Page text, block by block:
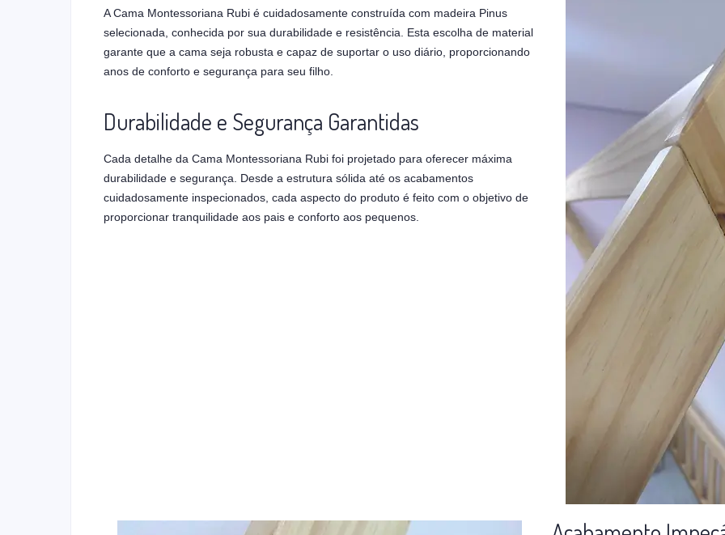
A Cama Montessoriana Rubi é cuidadosamente construída com madeira Pinus
selecionada, conhecida por sua durabilidade e resistência. Esta escolha de material
garante que a cama seja robusta e capaz de suportar o uso diário, proporcionando
anos de conforto e segurança para seu filho.
Durabilidade e Segurança Garantidas
Cada detalhe da Cama Montessoriana Rubi foi projetado para oferecer máxima
durabilidade e segurança. Desde a estrutura sólida até os acabamentos
cuidadosamente inspecionados, cada aspecto do produto é feito com o objetivo de
proporcionar tranquilidade aos pais e conforto aos pequenos.